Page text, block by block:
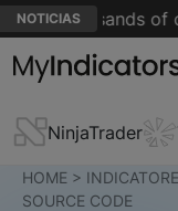
NOTICIAS
thousands of
NinjaTrader
HOME >
SOURCE CODE